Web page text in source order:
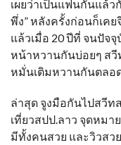
เผยว่าเป็นแฟนกันแล้
พึ่ง” หลังครั้งก่อนก็เค
แล้วเมื่อ 20 ปีที่ จนปัจ
หน้าหวานกันบ่อยๆ สวี
หมั่นเติมหวานกันตลอ
ล่าสุด จูงมือกันไปสวีท
เที่ยวสปป.ลาว จุดหมา
มีทั้งคนสวย และวิวสว